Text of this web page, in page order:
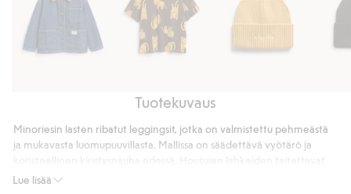
Kuviollinen
paita.
Neulepipo,
on
Tuotekuvaus
Lue lisää
Minoriesin lasten ribatut leggingsit, jotka on valmistettu pehmeästä
ja mukavasta luomupuuvillasta. Mallissa on säädettävä vyötärö ja
resorit tarjoavat kätevän kasvuvaran, jonka ansiosta vaatetta voidaan